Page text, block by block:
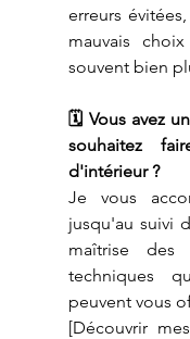
erreurs
mauvais
souvent bien
🗓️ Vous avez
souhaitez
d'intérieur ?
Je vous
jusqu'au suivi
maîtrise des
techniques
peuvent vous
[Découvrir